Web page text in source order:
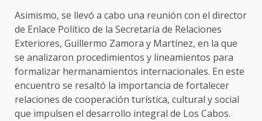
Asimismo, se llevó a cabo una reunión con el director
de Enlace Político de la Secretaría de Relaciones
Exteriores, Guillermo Zamora y Martínez, en la que
se analizaron procedimientos y lineamientos para
formalizar hermanamientos internacionales. En este
encuentro se resaltó la importancia de fortalecer
relaciones de cooperación turística, cultural y social
que impulsen el desarrollo integral de Los Cabos.